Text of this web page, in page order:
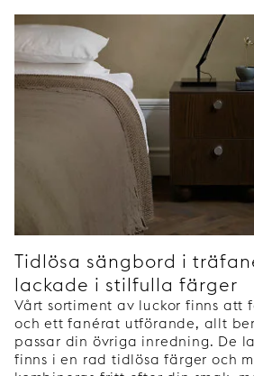
Tidlösa sängbord i
lackade i stilfulla färger
Vårt sortiment av luckor finns att
och ett fanérat utförande, allt
passar din övriga inredning. De
finns i en rad tidlösa färger och